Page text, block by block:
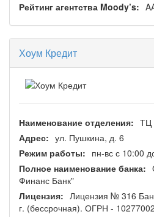
Рейтинг агентства Moody’s:
Хоум Кредит
Наименование отделения: ТЦ
Адрес: ул. Пушкина, д. 6
Режим работы: пн-вс с 10:00
Полное наименование банка:
Финанс Банк"
Лицензия: Лицензия № 316
г. (бессрочная). ОГРН -